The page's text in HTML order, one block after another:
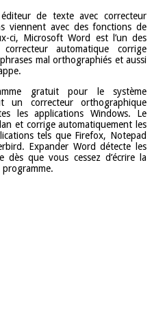
de texte avec correcteur
viennent avec des fonctions de
ci, Microsoft Word est l’un des
automatique corrige
mal orthographiés et aussi
gratuit pour le système
correcteur orthographique
les applications Windows. Le
et corrige automatiquement les
tels que Firefox, Notepad
Expander Word détecte les
dès que vous cessez d’écrire la
programme.